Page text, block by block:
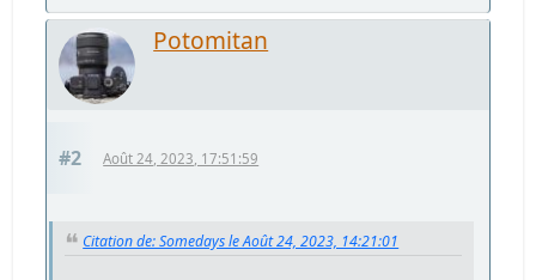
Potomitan
#2 Août 24, 2023, 17:51:59
Citation de: Somedays le Août 24, 2023, 14:21:01